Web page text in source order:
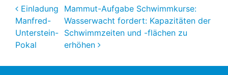
Beitragsnavigation
Einladung
Manfred-
Unterstein-
Pokal
Mammut-Aufgabe Schwimmkurse:
Wasserwacht fordert: Kapazitäten der
Schwimmzeiten und -flächen zu
erhöhen